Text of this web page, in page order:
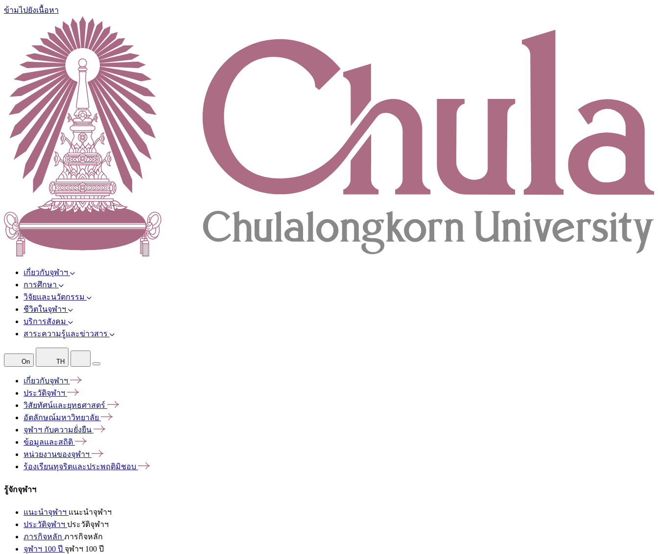
ข้ามไปยังเนื้อหา
เกี่ยวกับจุฬาฯ
การศึกษา
วิจัยและนวัตกรรม
ชีวิตในจุฬาฯ
บริการสังคม
สาระความรู้และข่าวสาร
On TH
เกี่ยวกับจุฬาฯ
ประวัติจุฬาฯ
วิสัยทัศน์และยุทธศาสตร์
อัตลักษณ์มหาวิทยาลัย
จุฬาฯ กับความยั่งยืน
ข้อมูลและสถิติ
หน่วยงานของจุฬาฯ
ร้องเรียนทุจริตและประพฤติมิชอบ
รู้จักจุฬาฯ
แนะนำจุฬาฯ แนะนำจุฬาฯ
ประวัติจุฬาฯ ประวัติจุฬาฯ
ภารกิจหลัก ภารกิจหลัก
จุฬาฯ 100 ปี จุฬาฯ 100 ปี